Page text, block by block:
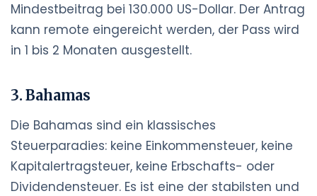
Mindestbeitrag bei 130.000 US-Dollar. Der Antrag
kann remote eingereicht werden, der Pass wird
in 1 bis 2 Monaten ausgestellt.
3. Bahamas
Die Bahamas sind ein klassisches
Steuerparadies: keine Einkommensteuer, keine
Kapitalertragsteuer, keine Erbschafts- oder
Dividendensteuer. Es ist eine der stabilsten und